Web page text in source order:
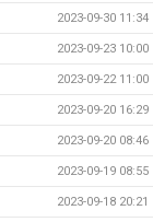
2023-09-30 11:34
2023-09-23 10:00
2023-09-22 11:00
2023-09-20 16:29
2023-09-20 08:46
2023-09-19 08:55
2023-09-18 20:21